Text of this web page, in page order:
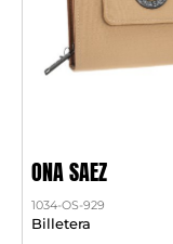
ONA SAEZ
1034-OS-929
Billetera